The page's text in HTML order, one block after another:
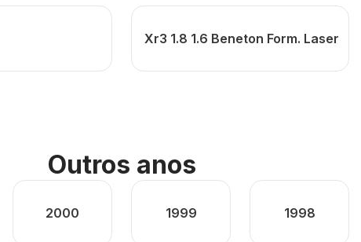
Xr3 1.8 1.6 Beneton Form. Laser
Outros anos
2000 1999 1998